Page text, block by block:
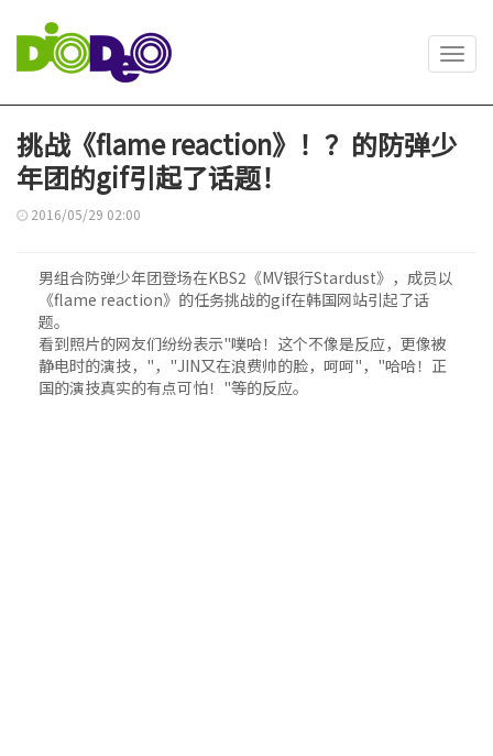
挑战《flame reaction》！？的防弹少
年团的gif引起了话题！
2016/05/29 02:00
男组合防弹少年团登场在KBS2《MV银行Stardust》，成员以
《flame reaction》的任务挑战的gif在韩国网站引起了话
题。
看到照片的网友们纷纷表示"噗哈！这个不像是反应，更像被
静电时的演技，"，"JIN又在浪费帅的脸，呵呵"，"哈哈！正
国的演技真实的有点可怕！"等的反应。